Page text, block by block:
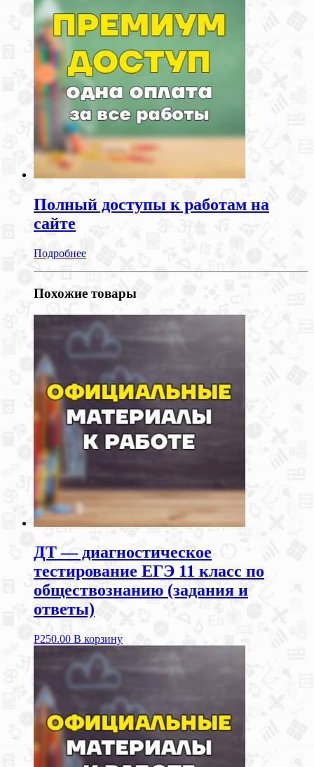
Полный доступы к работам на
сайте
Подробнее
Похожие товары
ДТ — диагностическое
тестирование ЕГЭ 11 класс по
обществознанию (задания и
ответы)
Р250.00 В корзину